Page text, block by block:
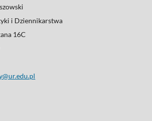
i Dziennikarstwa
16C